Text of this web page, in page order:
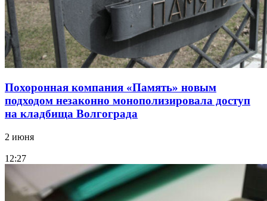
Похоронная компания «Память» новым
подходом незаконно монополизировала доступ
на кладбища Волгограда
2 июня
12:27